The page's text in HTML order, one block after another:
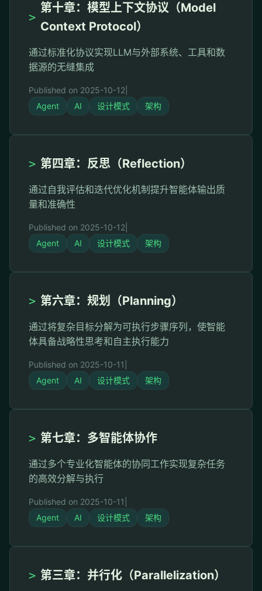
>
第十章：模型上下文协议（Model
Context Protocol）
通过标准化协议实现LLM与外部系统、工具和数
据源的无缝集成
Published on 2025-10-12
Agent
AI 设计模式 架构
> 第四章：反思（Reflection）
通过自我评估和迭代优化机制提升智能体输出质
量和准确性
Published on 2025-10-12
Agent
AI 设计模式 架构
> 第六章：规划（Planning）
通过将复杂目标分解为可执行步骤序列，使智能
体具备战略性思考和自主执行能力
Published on 2025-10-11
Agent
AI 设计模式 架构
> 第七章：多智能体协作
通过多个专业化智能体的协同工作实现复杂任务
的高效分解与执行
Published on 2025-10-11
Agent
AI 设计模式 架构
> 第三章：并行化（Parallelization）